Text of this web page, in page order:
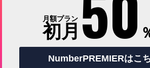
月額プラン
初月
NumberPREMIERはこ